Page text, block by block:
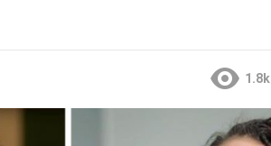
1.8k